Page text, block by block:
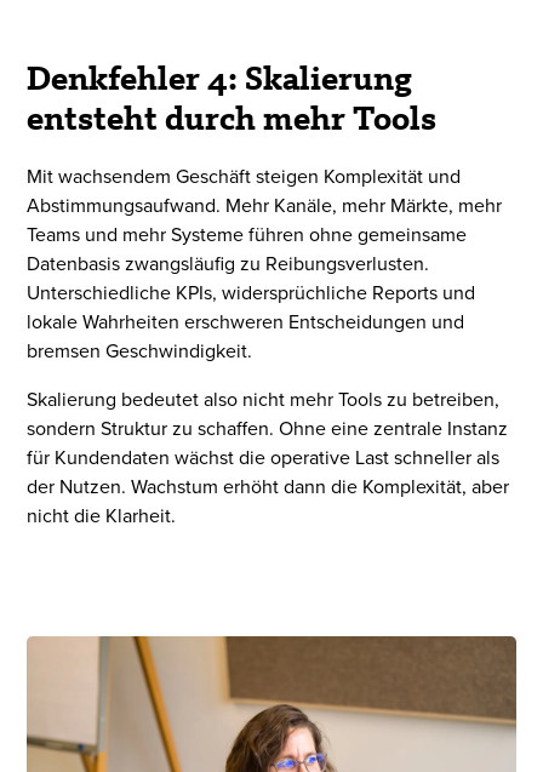
Denkfehler 4: Skalierung
entsteht durch mehr Tools
Mit wachsendem Geschäft steigen Komplexität und
Abstimmungsaufwand. Mehr Kanäle, mehr Märkte, mehr
Teams und mehr Systeme führen ohne gemeinsame
Datenbasis zwangsläufig zu Reibungsverlusten.
Unterschiedliche KPIs, widersprüchliche Reports und
lokale Wahrheiten erschweren Entscheidungen und
bremsen Geschwindigkeit.
Skalierung bedeutet also nicht mehr Tools zu betreiben,
sondern Struktur zu schaffen. Ohne eine zentrale Instanz
für Kundendaten wächst die operative Last schneller als
der Nutzen. Wachstum erhöht dann die Komplexität, aber
nicht die Klarheit.